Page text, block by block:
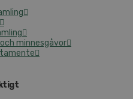
minnesgåvor